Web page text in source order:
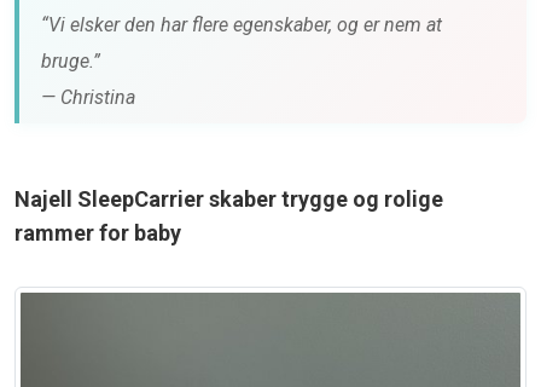
“Vi elsker den har flere egenskaber, og er nem at
bruge.”
— Christina
Najell SleepCarrier skaber trygge og rolige
rammer for baby